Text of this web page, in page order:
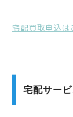
宅配買取申込は
宅配サー